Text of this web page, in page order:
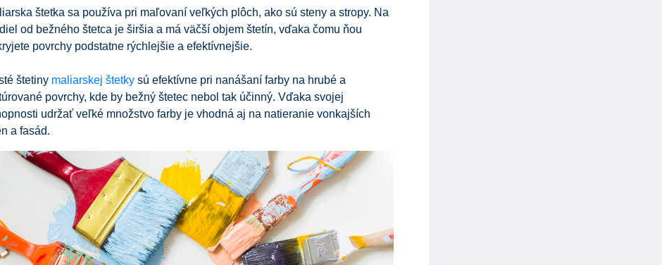
štetka sa používa pri maľovaní veľkých plôch, ako sú steny a stropy. Na
od bežného štetca je širšia a má väčší objem štetín, vďaka čomu ňou
povrchy podstatne rýchlejšie a efektívnejšie.
štetiny maliarskej štetky sú efektívne pri nanášaní farby na hrubé a
povrchy, kde by bežný štetec nebol tak účinný. Vďaka svojej
udržať veľké množstvo farby je vhodná aj na natieranie vonkajších
a fasád.